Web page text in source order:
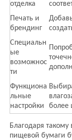
отделка
Печать и
брендинг
Специальн
ые
возможнос
ти
Функциона
льные
настройки
более
Благодаря
пищевой бумаги